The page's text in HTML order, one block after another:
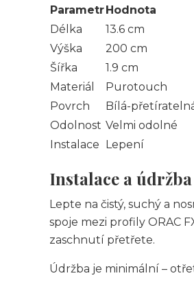
ParametrHodnota
Délka
13.6 cm
Výška
200 cm
Šířka
1.9 cm
Materiál
Purotouch
Povrch
Bílá-
Odolnost Velmi odolné
Instalace Lepení
Instalace a údržba
Lepte na čistý, suchý a
spoje mezi profily ORAC
zaschnutí přetřete.
Údržba je minimální –